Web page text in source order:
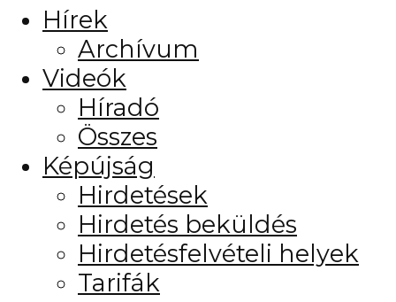
Hírek
Archívum
Videók
Híradó
Összes
Képújság
Hirdetések
Hirdetés beküldés
Hirdetésfelvételi helyek
Tarifák